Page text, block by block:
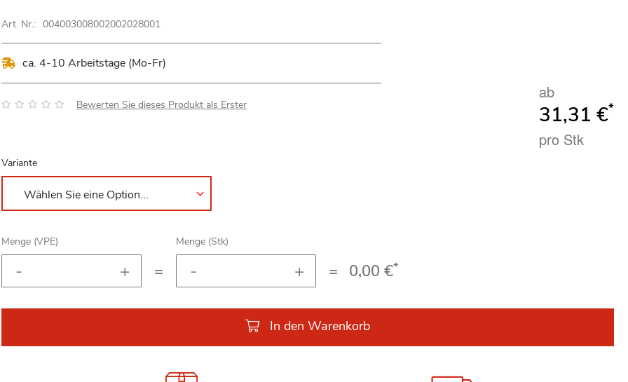
Art. Nr.: 004003008002002028001
ca. 4-10 Arbeitstage (Mo-Fr)
Bewertung: Bewerten Sie dieses Produkt als Erster
ab
31,31 €*
pro Stk
Variante
Menge (VPE)
=
Menge (Stk)
= 0,00 €*
In den Warenkorb